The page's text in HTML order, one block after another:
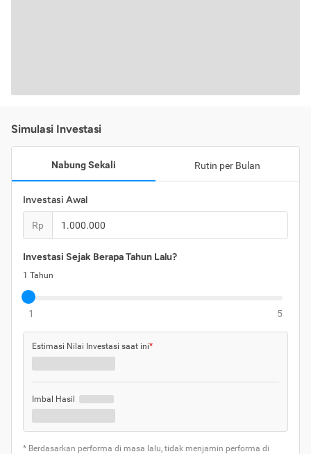
Simulasi Investasi
Nabung Sekali Rutin per Bulan
Investasi Awal
Rp
Investasi Sejak Berapa Tahun Lalu?
1 Tahun
1 5
Estimasi Nilai Investasi saat ini*
Imbal Hasil
* Berdasarkan performa di masa lalu, tidak menjamin performa di